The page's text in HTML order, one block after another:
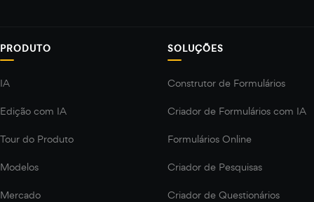
PRODUTO
IA
Edição com IA
Tour do Produto
Modelos
Mercado
SOLUÇÕES
Construtor de Formulários
Criador de Formulários com IA
Formulários Online
Criador de Pesquisas
Criador de Questionários